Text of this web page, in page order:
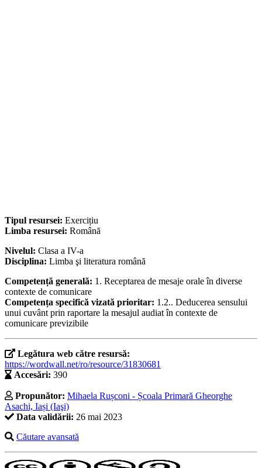
Tipul resursei: Exercițiu
Limba resursei: Română
Nivelul: Clasa a IV-a
Disciplina: Limba şi literatura română
Competență generală: 1. Receptarea de mesaje orale în diverse
contexte de comunicare
Competența specifică vizată prioritar: 1.2.. Deducerea sensului
unui cuvânt prin raportare la mesajul audiat în contexte de
comunicare previzibile
Legătura web către resursă:
https://wordwall.net/ro/resource/31830681
Accesări: 390
Propunător: Mihaela Rușconi - Școala Primară Gheorghe
Asachi, Iași (Iaşi)
Data validării: 26 mai 2023
Căutare avansată